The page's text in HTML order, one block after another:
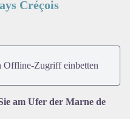
Créçois
Offline-Zugriff einbetten
am Ufer der Marne de